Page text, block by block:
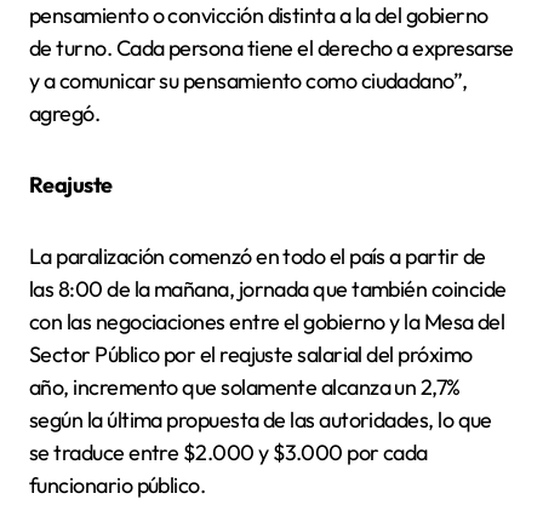
pensamiento o convicción distinta a la del gobierno
de turno. Cada persona tiene el derecho a expresarse
y a comunicar su pensamiento como ciudadano”,
agregó.
Reajuste
La paralización comenzó en todo el país a partir de
las 8:00 de la mañana, jornada que también coincide
con las negociaciones entre el gobierno y la Mesa del
Sector Público por el reajuste salarial del próximo
año, incremento que solamente alcanza un 2,7%
según la última propuesta de las autoridades, lo que
se traduce entre $2.000 y $3.000 por cada
funcionario público.